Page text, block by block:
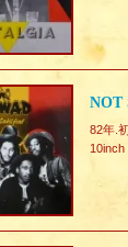
NOT
82年.
10inch